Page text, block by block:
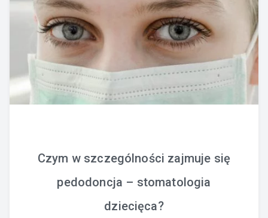
Czym w szczególności zajmuje się
pedodoncja – stomatologia
dziecięca?